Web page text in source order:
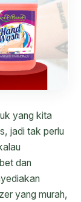
yang kita
jadi tak perlu
dan
yang murah,